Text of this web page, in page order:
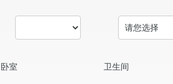
卧室 卫生间